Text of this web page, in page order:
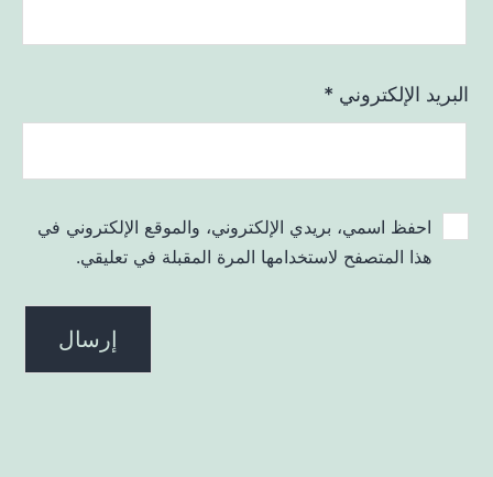
البريد الإلكتروني *
احفظ اسمي، بريدي الإلكتروني، والموقع الإلكتروني في
هذا المتصفح لاستخدامها المرة المقبلة في تعليقي.